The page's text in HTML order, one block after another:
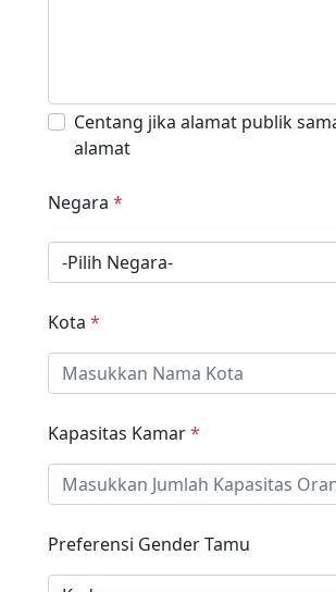
Centang jika alamat publik
alamat
Negara *
Kota *
Kapasitas Kamar*
Preferensi Gender Tamu